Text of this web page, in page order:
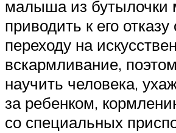
малыша из бутылочки
приводить к его отказу
переходу на
вскармливание,
научить человека,
за ребенком,
со специальных